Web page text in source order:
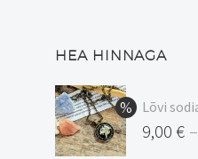
HEA HINNAGA
Lõvi
9,00 € –